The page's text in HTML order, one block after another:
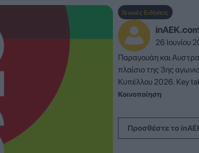
Γενικές Ειδήσεις
26 Ιουνίου
Παραγουάη και
πλαίσιο της 3ης
Κυπέλλου 2026. Key
Κοινοποίηση
Προσθέστε το